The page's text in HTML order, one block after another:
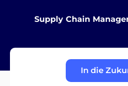
Supply Chain
In die